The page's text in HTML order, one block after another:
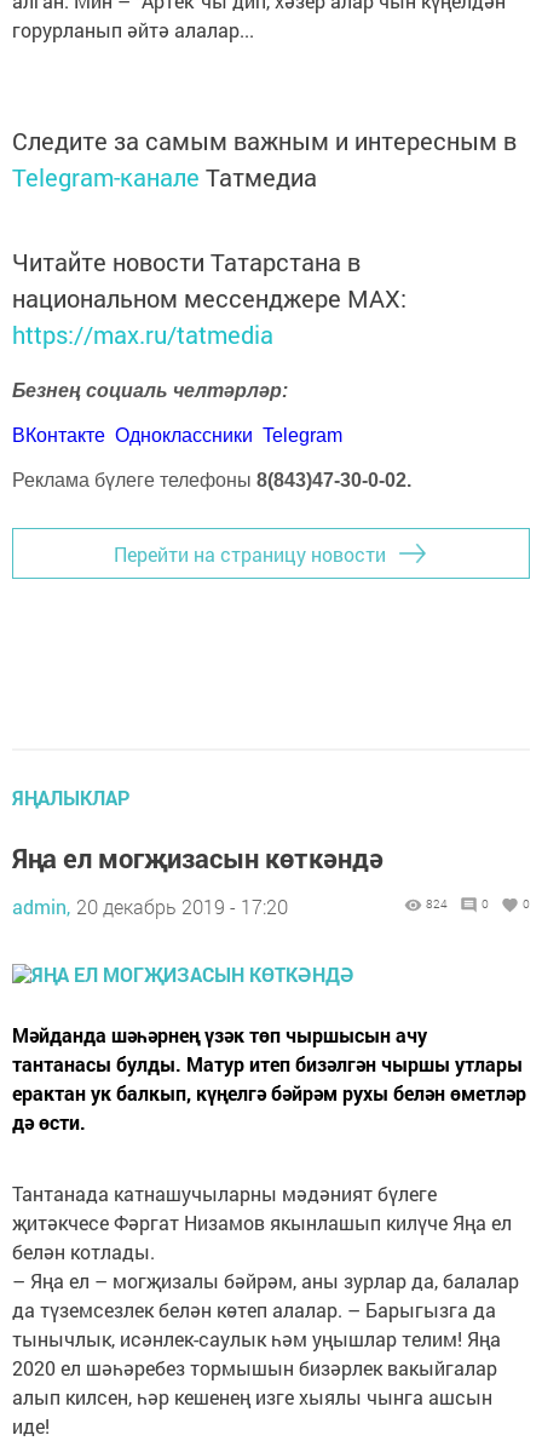
горурланып әйтә алалар...
Следите за самым важным и интересным в
Telegram-канале Татмедиа
Читайте новости Татарстана в
национальном мессенджере MАХ:
https://max.ru/tatmedia
Безнең социаль челтәрләр:
ВКонтакте Одноклассники Telegram
Реклама бүлеге телефоны 8(843)47-30-0-02.
Перейти на страницу новости
ЯҢАЛЫКЛАР
Яңа ел могҗизасын көткәндә
admin, 20 декабрь 2019 - 17:20 824 0 0
Мәйданда шәһәрнең үзәк төп чыршысын ачу
тантанасы булды. Матур итеп бизәлгән чыршы утлары
ерактан ук балкып, күңелгә бәйрәм рухы белән өметләр
дә өсти.
Тантанада катнашучыларны мәдәният бүлеге
җитәкчесе Фәргат Низамов якынлашып килүче Яңа ел
белән котлады.
– Яңа ел – могҗизалы бәйрәм, аны зурлар да, балалар
да түземсезлек белән көтеп алалар. – Барыгызга да
тынычлык, исәнлек-саулык һәм уңышлар телим! Яңа
2020 ел шәһәребез тормышын бизәрлек вакыйгалар
алып килсен, һәр кешенең изге хыялы чынга ашсын
иде!